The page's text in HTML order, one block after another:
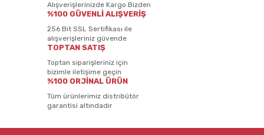
Alışverişlerinizde Kargo Bizden
%100 GÜVENLİ ALIŞVERİŞ
256 Bit SSL Sertifikası ile
alışverişleriniz güvende
TOPTAN SATIŞ
Toptan siparişleriniz için
bizimle iletişime geçin
%100 ORJİNAL ÜRÜN
Tüm ürünlerimiz distribütör
garantisi altındadır